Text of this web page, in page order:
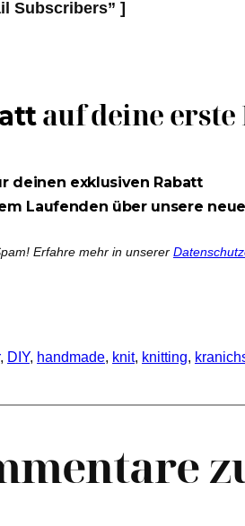
Subscribers” ]
auf deine erste
deinen exklusiven Rabatt
Laufenden über unsere
Erfahre mehr in unserer
, DIY, handmade, knit, knitting,